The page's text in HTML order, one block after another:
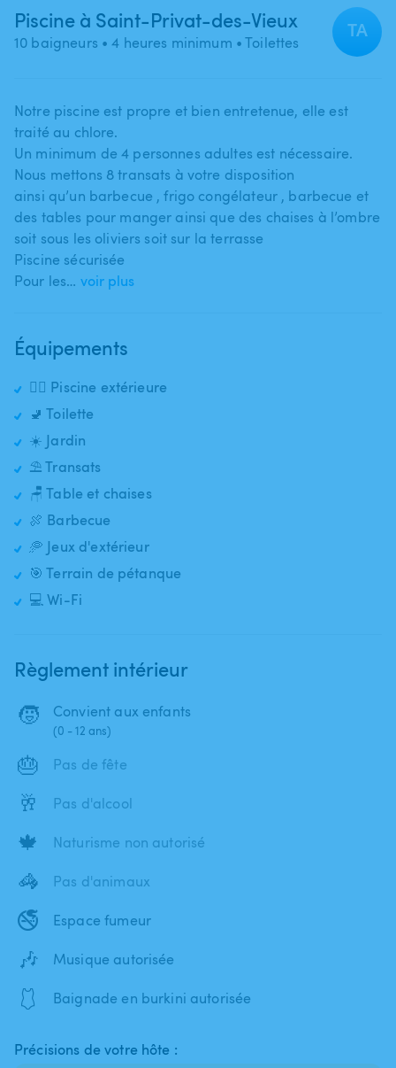
Piscine à Saint-Privat-des-Vieux
10 baigneurs • 4 heures minimum • Toilettes
TA
Notre piscine est propre et bien entretenue​,​ elle est
traité au chlore.
Un minimum de 4 personnes adultes est nécessaire.
Nous mettons 8 transats à votre disposition
ainsi qu’un barbecue ​,​ frigo congélateur ​,​ barbecue et
des tables pour manger ainsi que des chaises à l’ombre
soit sous les oliviers soit sur la terrasse
Piscine sécurisée
Pour les… voir plus
Équipements
🏊‍♂️ Piscine extérieure
🚽 Toilette
☀️ Jardin
⛱️ Transats
🪑 Table et chaises
🍖 Barbecue
🥏 Jeux d'extérieur
🎯 Terrain de pétanque
💻 Wi-Fi
Règlement intérieur
🧒 Convient aux enfants
(0 - 12 ans)
🎂 Pas de fête
🥂 Pas d'alcool
🍁 Naturisme non autorisé
🦓 Pas d'animaux
🚭 Espace fumeur
🎶 Musique autorisée
🩱 Baignade en burkini autorisée
Précisions de votre hôte :